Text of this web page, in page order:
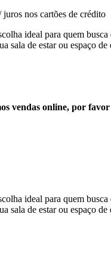
nos cartões de crédito
ideal para quem
sala de estar ou espaço de
vendas online, por
ideal para quem
sala de estar ou espaço de